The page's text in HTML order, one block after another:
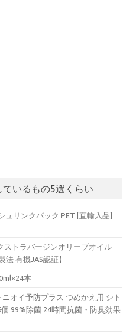
いるもの5選くらい
ュリンクパック PET [直輸入品]
ストラバージンオリーブオイル
有機JAS認証】
本
オイ予防プラス つめかえ用 シト
99%除菌 24時間抗菌・防臭効果